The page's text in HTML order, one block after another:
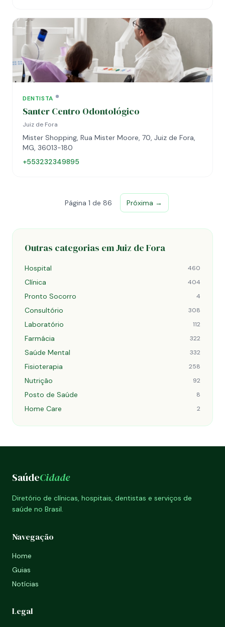
DENTISTA
Santer Centro Odontológico
Juiz de Fora
Mister Shopping, Rua Mister Moore, 70, Juiz de Fora,
MG, 36013-180
+553232349895
Página 1 de 86 Próxima →
Outras categorias em Juiz de Fora
Hospital 460
Clínica 404
Pronto Socorro 4
Consultório 308
Laboratório 112
Farmácia 322
Saúde Mental 332
Fisioterapia 258
Nutrição 92
Posto de Saúde 8
Home Care 2
SaúdeCidade
Diretório de clínicas, hospitais, dentistas e serviços de
saúde no Brasil.
Navegação
Home
Guias
Notícias
Legal